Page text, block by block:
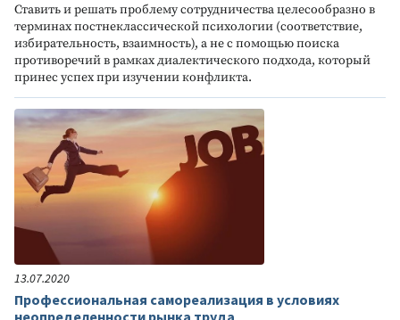
Ставить и решать проблему сотрудничества целесообразно в
терминах постнеклассической психологии (соответствие,
избирательность, взаимность), а не с помощью поиска
противоречий в рамках диалектического подхода, который
принес успех при изучении конфликта.
13.07.2020
Профессиональная самореализация в условиях
неопределенности рынка труда